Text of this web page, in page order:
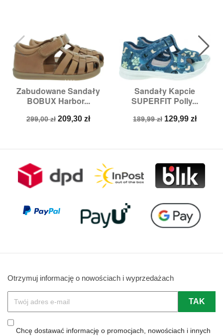
Zabudowane Sandały
BOBUX Harbor...
Cena
299,00 zł Cena
209,30 zł
Sandały Kapcie
SUPERFIT Polly...
Cena
189,99 zł Cena
129,99 zł
Otrzymuj informację o nowościach i wyprzedażach
Chcę dostawać informację o promocjach, nowościach i innych